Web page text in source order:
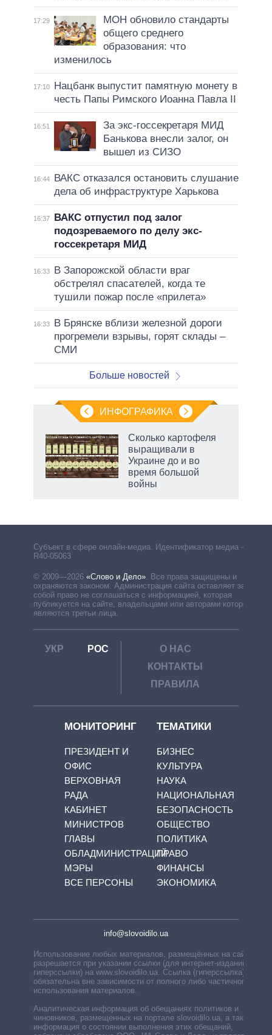
17:29
МОН обновило стандарты
общего среднего
образования: что
изменилось
17:10
Нацбанк выпустит памятную монету в
честь Папы Римского Иоанна Павла II
16:51
За экс-госсекретаря МИД
Банькова внесли залог, он
вышел из СИЗО
16:44
ВАКС отказался остановить слушание
дела об инфраструктуре Харькова
16:37
ВАКС отпустил под залог
подозреваемого по делу экс-
госсекретаря МИД
16:33
В Запорожской области враг
обстрелял спасателей, когда те
тушили пожар после «прилета»
16:33
В Брянске вблизи железной дороги
прогремели взрывы, горят склады –
СМИ
Больше новостей
ИНФОГРАФИКА
Сколько картофеля
выращивали в
Украине до и во
время большой
войны
Субъект в сфере онлайн-медиа. Идентификатор медиа –
R40-05063
© 2009—2026 «Слово и Дело»
Все права защищены и
охраняются законом. Администрация сайта оставляет за
собой право не соглашаться с информацией, которая
публикуется на сайте, владельцами или авторами которой
являются третьи лица.
УКР РОС
О НАС
КОНТАКТЫ
ПРАВИЛА
МОНИТОРИНГ
ПРЕЗИДЕНТ И
ОФИС
ВЕРХОВНАЯ
РАДА
КАБИНЕТ
МИНИСТРОВ
ГЛАВЫ
ОБЛАДМИНИСТРАЦИЙ
МЭРЫ
ВСЕ ПЕРСОНЫ
ТЕМАТИКИ
БИЗНЕС
КУЛЬТУРА
НАУКА
НАЦИОНАЛЬНАЯ
БЕЗОПАСНОСТЬ
ОБЩЕСТВО
ПОЛИТИКА
ПРАВО
ФИНАНСЫ
ЭКОНОМИКА
info@slovoidilo.ua
Использование любых материалов, размещённых на сайте,
разрешается при указании ссылки (для интернет-изданий —
гиперссылки) на www.slovoidilo.ua. Ссылка (гиперссылка)
обязательна вне зависимости от полного либо частичного
использования материалов.
Аналитическая информация об обещаниях политиков и
чиновников, размещенных на портале slovoidilo.ua, а также
информация о состоянии выполнения этих обещаний,